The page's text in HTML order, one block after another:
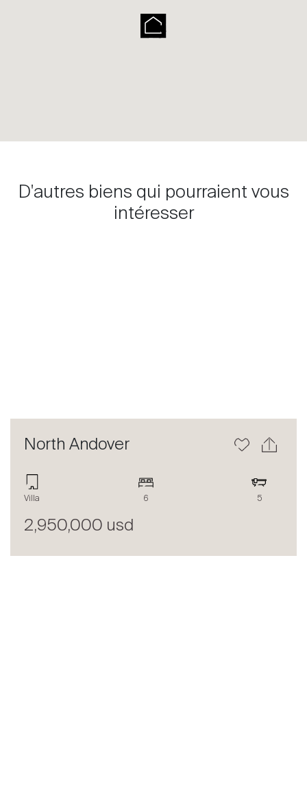
D'autres biens qui pourraient vous
intéresser
North Andover
Villa 6 5
2,950,000 usd